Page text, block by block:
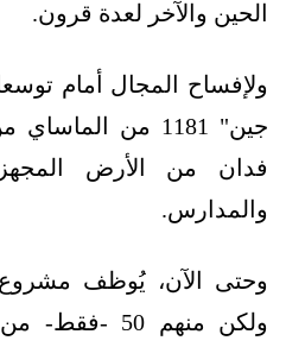
الحين والآخر لعدة قرون.
ولإفساح المجال أمام
فدان من الأرض
والمدارس.